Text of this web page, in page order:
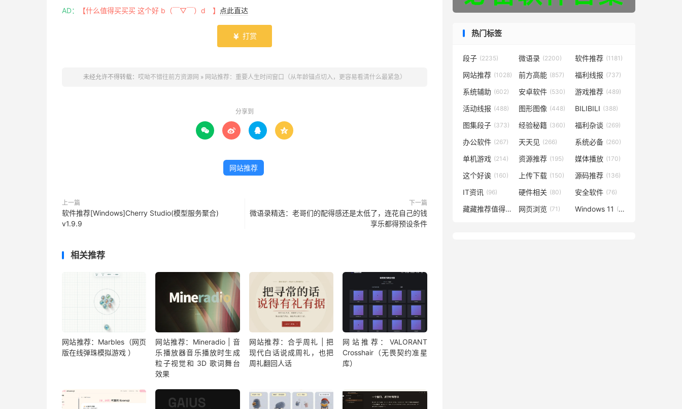
AD： 【什么值得买买买 这个好 b（￣▽￣）d 】 点此直达
 打赏
未经允许不得转载： 哎呦不错往前方资源网 » 网站推荐：重要人生时间窗口（从年龄锚点切入，更容易看清什么最紧急）
分享到
   
网站推荐
上一篇
软件推荐[Windows]Cherry Studio(模型服务聚合)
v1.9.9
下一篇
微语录精选：老哥们的配得感还是太低了，连花自己的钱
享乐都得预设条件
相关推荐
网站推荐：Marbles（网页
版在线弹珠模拟游戏 ）
网站推荐：Mineradio | 音
乐播放器音乐播放时生成
粒子视觉和 3D 歌词舞台
效果
网站推荐：合乎周礼 | 把
现代白话说成周礼，也把
周礼翻回人话
网站推荐：VALORANT
Crosshair（无畏契约准星
库）
热门标签
段子 (2235) 微语录 (2200) 软件推荐 (1181)
网站推荐 (1028) 前方高能 (857) 福利线报 (737)
系统辅助 (602) 安卓软件 (530) 游戏推荐 (489)
活动线报 (488) 图形图像 (448) BILIBILI (388)
图集段子 (373) 经验秘籍 (360) 福利杂谈 (269)
办公软件 (267) 天天见 (266) 系统必备 (260)
单机游戏 (214) 资源推荐 (195) 媒体播放 (170)
这个好诶 (160) 上传下载 (150) 源码推荐 (136)
IT资讯 (96) 硬件相关 (80) 安全软件 (76)
藏藏推荐值得一看 (73)
网页浏览 (71) Windows 11 (49)